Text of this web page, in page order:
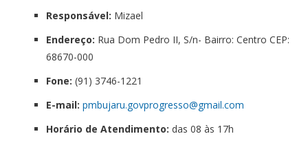
Responsável: Mizael
Endereço: Rua Dom Pedro II, S/n- Bairro: Centro CEP:
68670-000
Fone: (91) 3746-1221
E-mail: pmbujaru.govprogresso@gmail.com
Horário de Atendimento: das 08 às 17h